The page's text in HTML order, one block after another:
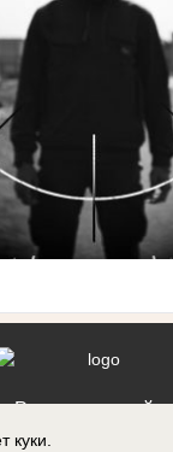
Реклама на сайте
куки.